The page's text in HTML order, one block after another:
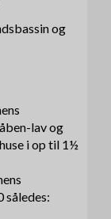
og
lav og
i op til 1½
således: